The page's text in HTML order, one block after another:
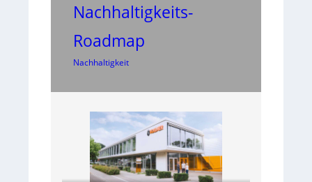
Nachhaltigkeits-
Roadmap
Nachhaltigkeit